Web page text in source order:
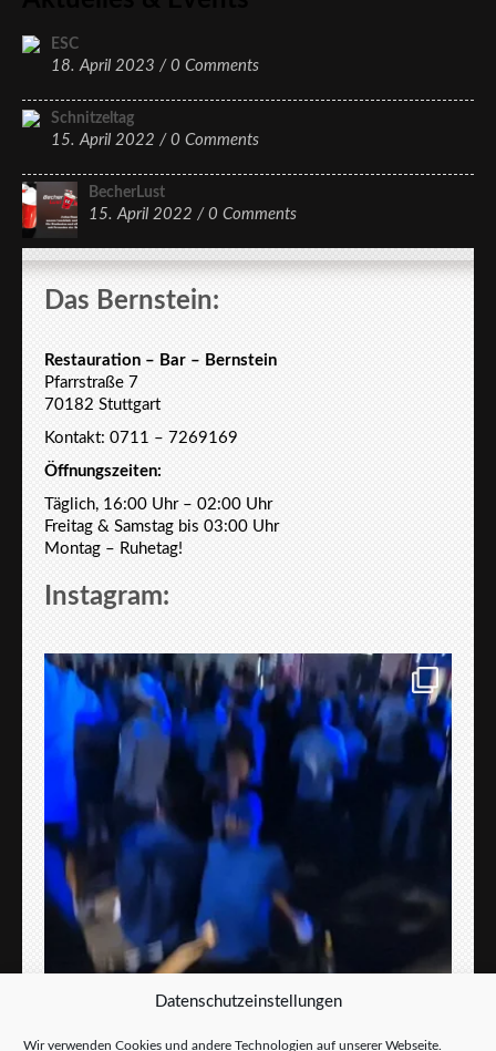
Datenschutzeinstellungen
Wir verwenden Cookies und andere Technologien auf unserer Webseite.
ESC
18. April 2023 / 0 Comments
Schnitzeltag
15. April 2022 / 0 Comments
BecherLust
15. April 2022 / 0 Comments
Das Bernstein:
Restauration – Bar – Bernstein
Pfarrstraße 7
70182 Stuttgart
Kontakt: 0711 – 7269169
Öffnungszeiten:
Täglich, 16:00 Uhr – 02:00 Uhr
Freitag & Samstag bis 03:00 Uhr
Montag – Ruhetag!
Instagram: